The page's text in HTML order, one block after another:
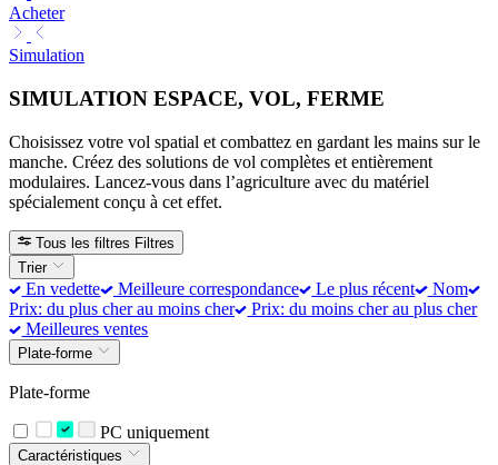
Acheter
Simulation
SIMULATION ESPACE, VOL, FERME
Choisissez votre vol spatial et combattez en gardant les mains sur le
manche. Créez des solutions de vol complètes et entièrement
modulaires. Lancez-vous dans l’agriculture avec du matériel
spécialement conçu à cet effet.
Tous les filtres Filtres
Trier
En vedette Meilleure correspondance Le plus récent
Nom
Prix: du plus cher au moins cher
Prix: du moins cher au plus cher
Meilleures ventes
Plate-forme
Plate-forme
PC uniquement
Caractéristiques